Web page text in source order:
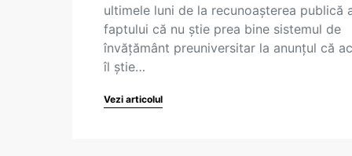
ultimele luni de la recunoașterea publică
faptului că nu știe prea bine sistemul de
învățământ preuniversitar la anunțul că
îl știe…
Vezi articolul